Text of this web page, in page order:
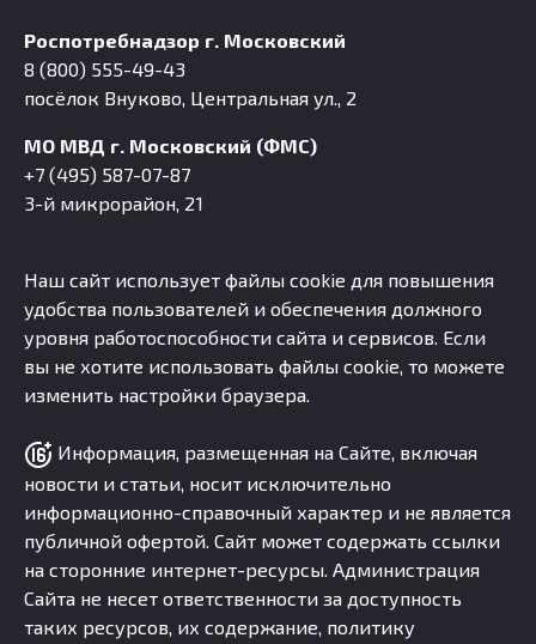
Роспотребнадзор г. Московский
8 (800) 555-49-43
посёлок Внуково, Центральная ул., 2
МО МВД г. Московский (ФМС)
+7 (495) 587-07-87
3-й микрорайон, 21
Наш сайт использует файлы cookie для повышения
удобства пользователей и обеспечения должного
уровня работоспособности сайта и сервисов. Если
вы не хотите использовать файлы cookie, то можете
изменить настройки браузера.
Информация, размещенная на Сайте, включая
новости и статьи, носит исключительно
информационно-справочный характер и не является
публичной офертой. Сайт может содержать ссылки
на сторонние интернет-ресурсы. Администрация
Сайта не несет ответственности за доступность
таких ресурсов, их содержание, политику